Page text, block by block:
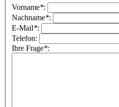
Vorname*:
Nachname*:
E-Mail*:
Telefon:
Ihre Frage*: